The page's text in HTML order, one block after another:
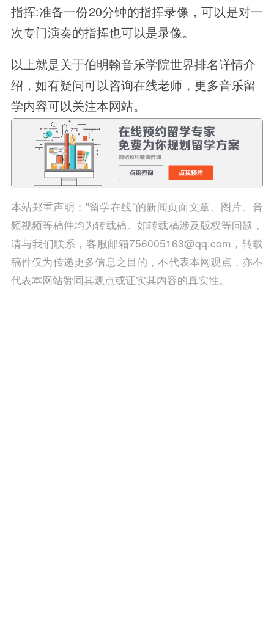
指挥:准备一份20分钟的指挥录像，可以是对一
次专门演奏的指挥也可以是录像。
以上就是关于伯明翰音乐学院世界排名详情介
绍，如有疑问可以咨询在线老师，更多音乐留
学内容可以关注本网站。
本站郑重声明："留学在线"的新闻页面文章、图片、音
频视频等稿件均为转载稿。如转载稿涉及版权等问题，
请与我们联系，客服邮箱756005163@qq.com，转载
稿件仅为传递更多信息之目的，不代表本网观点，亦不
代表本网站赞同其观点或证实其内容的真实性。